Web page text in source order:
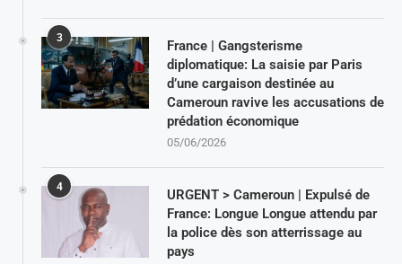
3
France | Gangsterisme
diplomatique: La saisie par Paris
d’une cargaison destinée au
Cameroun ravive les accusations de
prédation économique
05/06/2026
4
URGENT > Cameroun | Expulsé de
France: Longue Longue attendu par
la police dès son atterrissage au
pays